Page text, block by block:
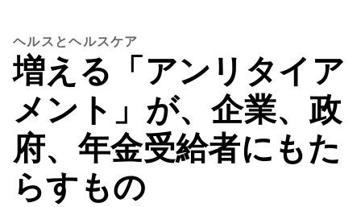
ヘルスとヘルスケア
増える「アンリタイア
メント」が、企業、政
府、年金受給者にもた
らすもの